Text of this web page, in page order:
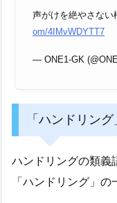
声がけを絶やさない
om/4IMvWDYTT7
— ONE1-GK
「ハンドリン
ハンドリングの類義
「ハンドリング」の